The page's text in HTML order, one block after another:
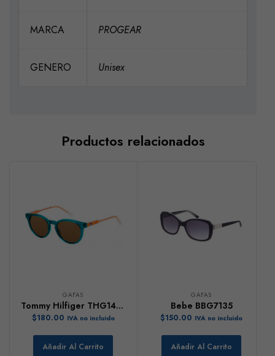
MARCA PROGEAR
GENERO Unisex
Productos relacionados
GAFAS
Tommy Hilfiger THG1426
$180.00 IVA no incluido
Añadir Al Carrito
GAFAS
Bebe BBG7135
$150.00 IVA no incluido
Añadir Al Carrito